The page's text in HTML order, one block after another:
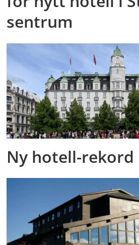
sentrum
Ny hotell-rekord